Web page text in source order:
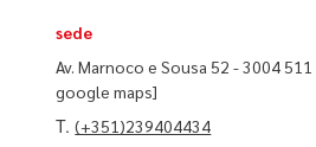
sede
Av. Marnoco e Sousa 52 - 3004
google maps]
T.(+351)239404434